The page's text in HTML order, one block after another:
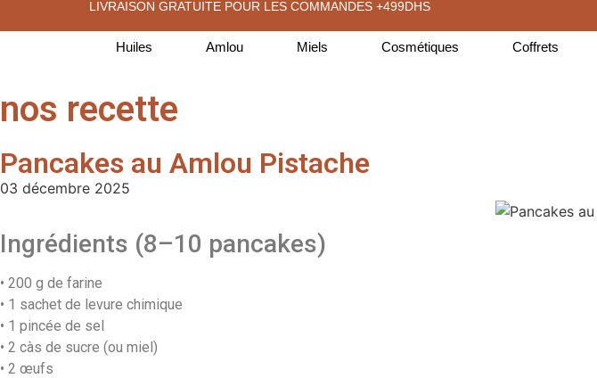
LIVRAISON GRATUITE POUR LES COMMANDES +499DHS
Huiles Amlou Miels Cosmétiques Coffrets
nos recette
Pancakes au Amlou Pistache
03 décembre 2025
Ingrédients (8–10 pancakes)
• 200 g de farine
• 1 sachet de levure chimique
• 1 pincée de sel
• 2 càs de sucre (ou miel)
• 2 œufs